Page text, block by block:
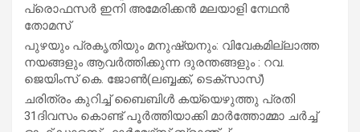
പ്രൊഫസർ ഇനി അമേരിക്കൻ മലയാളി നേഥൻ
തോമസ്
പുഴയും പ്രകൃതിയും മനുഷ്യനും: വിവേകമില്ലാത്ത
നയങ്ങളും ആവർത്തിക്കുന്ന ദുരന്തങ്ങളും : റവ.
ജെയിംസ് കെ. ജോൺ(ലബ്ബക്ക്, ടെക്സാസ്)
ചരിത്രം കുറിച്ച് ബൈബിൾ കയ്യെഴുത്തു പ്രതി
31ദിവസം കൊണ്ട് പൂർത്തിയാക്കി മാർത്തോമ്മാ ചർച്ച്